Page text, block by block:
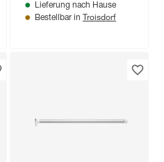
Lieferung nach Hause
Bestellbar in Troisdorf